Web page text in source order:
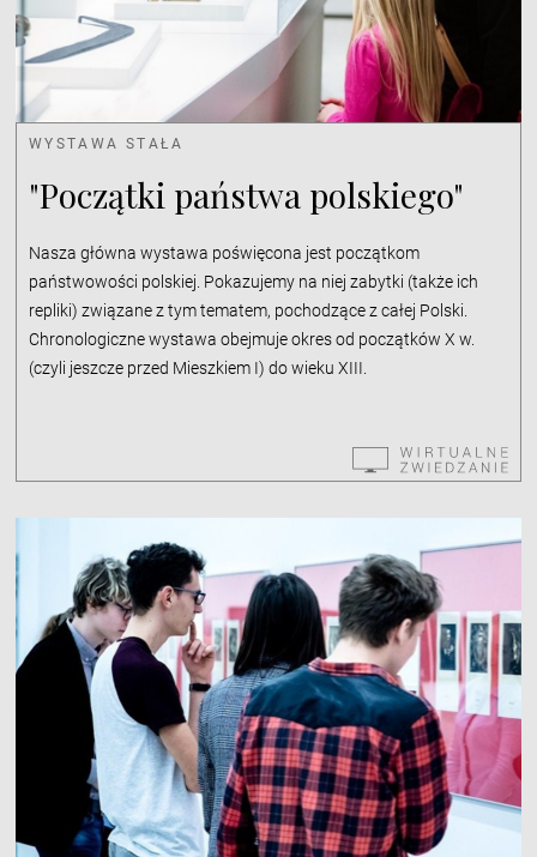
WYSTAWA STAŁA
"Początki państwa polskiego"
Nasza główna wystawa poświęcona jest początkom
państwowości polskiej. Pokazujemy na niej zabytki (także ich
repliki) związane z tym tematem, pochodzące z całej Polski.
Chronologiczne wystawa obejmuje okres od początków X w.
(czyli jeszcze przed Mieszkiem I) do wieku XIII.